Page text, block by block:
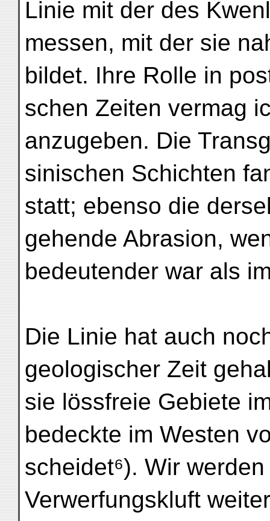
Linie mit der des
messen, mit der sie
bildet. Ihre Rolle in
schen Zeiten vermag
anzugeben. Die
sinischen Schichten
statt; ebenso die
gehende Abrasion,
bedeutender war als
Die Linie hat auch
geologischer Zeit
sie lössfreie Gebiete
bedeckte im Westen
scheidet⁶). Wir
Verwerfungskluft